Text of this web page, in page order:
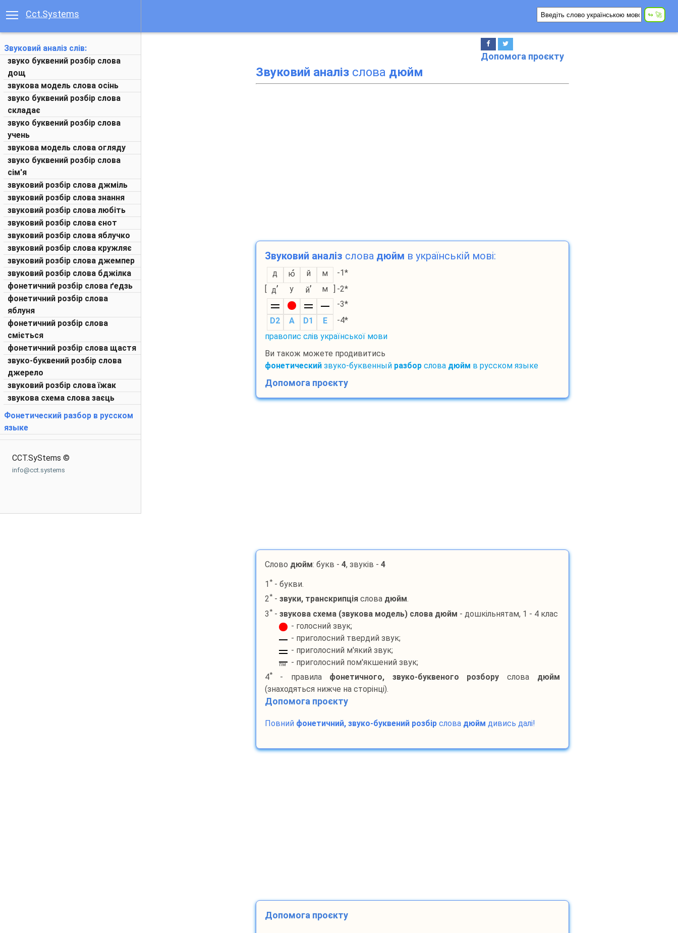
Cct.Systems
Звуковий аналіз слів:
звуко буквений розбір слова
дощ
звукова модель слова осінь
звуко буквений розбір слова
складає
звуко буквений розбір слова
учень
звукова модель слова огляду
звуко буквений розбір слова
сім'я
звуковий розбір слова джміль
звуковий розбір слова знання
звуковий розбір слова любіть
звуковий розбір слова єнот
звуковий розбір слова яблучко
звуковий розбір слова кружляє
звуковий розбір слова джемпер
звуковий розбір слова бджілка
фонетичний розбір слова ґедзь
фонетичний розбір слова
яблуня
фонетичний розбір слова
сміється
фонетичний розбір слова щастя
звуко-буквений розбір слова
джерело
звуковий розбір слова їжак
звукова схема слова заєць
Фонетический разбор в русском
языке
CCT.SyStems ©
info@cct.systems
Допомога проєкту
Звуковий аналізслова дюйм
Звуковий аналіз слова дюйм в українській мові:
д ю й м
-1*
[ д’ у й’ м ] -2*
-3*
D2
A D1 E
-4*
правопис слів української мови
Ви також можете продивитись
фонетическийзвуко-буквенный разборслова дюйм в русском языке
Допомога проєкту
Слово дюйм: букв - 4, звуків - 4
1 *- букви.
2*- звуки, транскрипціяслова дюйм.
3*- звукова схема (звукова модель) слова дюйм - дошкільнятам, 1 - 4 клас
- голосний звук;
- приголосний твердий звук;
- приголосний м'який звук;
пм
- приголосний пом'якшений звук;
4*- правила фонетичного, звуко-буквеного розбору слова дюйм
(знаходяться нижче на сторінці).
Допомога проєкту
Повний фонетичний, звуко-буквений розбірслова дюйм дивись далі!
Допомога проєкту